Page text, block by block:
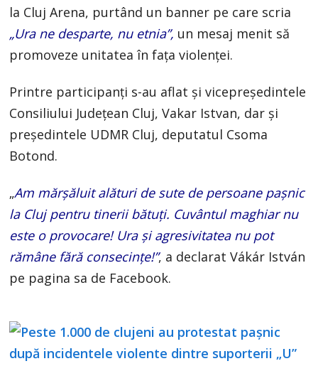
la Cluj Arena, purtând un banner pe care scria
„Ura ne desparte, nu etnia”, un mesaj menit să
promoveze unitatea în fața violenței.
Printre participanți s-au aflat și vicepreședintele
Consiliului Județean Cluj, Vakar Istvan, dar și
președintele UDMR Cluj, deputatul Csoma
Botond.
„Am mărșăluit alături de sute de persoane pașnic
la Cluj pentru tinerii bătuți. Cuvântul maghiar nu
este o provocare! Ura și agresivitatea nu pot
rămâne fără consecințe!”, a declarat Vákár István
pe pagina sa de Facebook.